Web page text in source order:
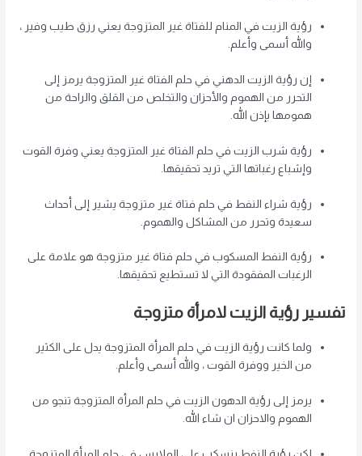
رؤية الزيت في المنام للفتاة غير المتزوجة يعني رزق طيب وفير ،
والله أسمى وأعلم.
إن رؤية الزيت الدهني في حلم الفتاة غير المتزوجة يرمز إلى
التحرر من الهموم والأحزان والتخلص من القلق والراحة من
همومها بإذن الله.
رؤية شرب الزيت في حلم الفتاة غير المتزوجة يعني وفرة القوت
وإشباع رغباتها التي تريد تحقيقها.
رؤية شراء النفط في حلم فتاة غير متزوجة يشير إلى أحداث
سعيدة وتحرر من المشاكل والهموم.
رؤية النفط المسكوب في حلم فتاة غير متزوجة هو علامة على
الرغبات المفقودة التي لا تستطيع تحقيقها.
تفسير رؤية الزيت لامرأة متزوجة
ولما كانت رؤية الزيت في حلم المرأة المتزوجة يدل على الكثير
من الخير ووفرة القوت ، والله أسمى وأعلم.
يرمز إلى رؤية الدهون الزيت في حلم المرأة المتزوجة تنجو من
الهموم والاحزان ان شاء الله.